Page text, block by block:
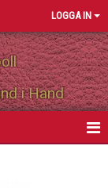
LOGGA IN
i Hand